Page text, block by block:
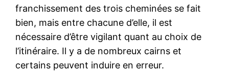
franchissement des trois cheminées se fait
bien, mais entre chacune d’elle, il est
nécessaire d’être vigilant quant au choix de
l’itinéraire. Il y a de nombreux cairns et
certains peuvent induire en erreur.